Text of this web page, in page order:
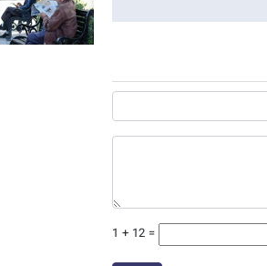
1 + 12 =